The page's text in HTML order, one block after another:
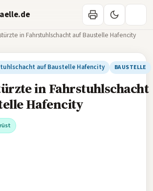
in Fahrstuhlschacht auf Baustelle Hafencity
auf Baustelle Hafencity BAUSTELLE
in Fahrstuhlschacht
Hafencity